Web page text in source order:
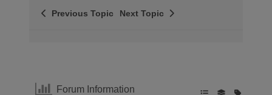
Previous Topic Next Topic
Forum Information